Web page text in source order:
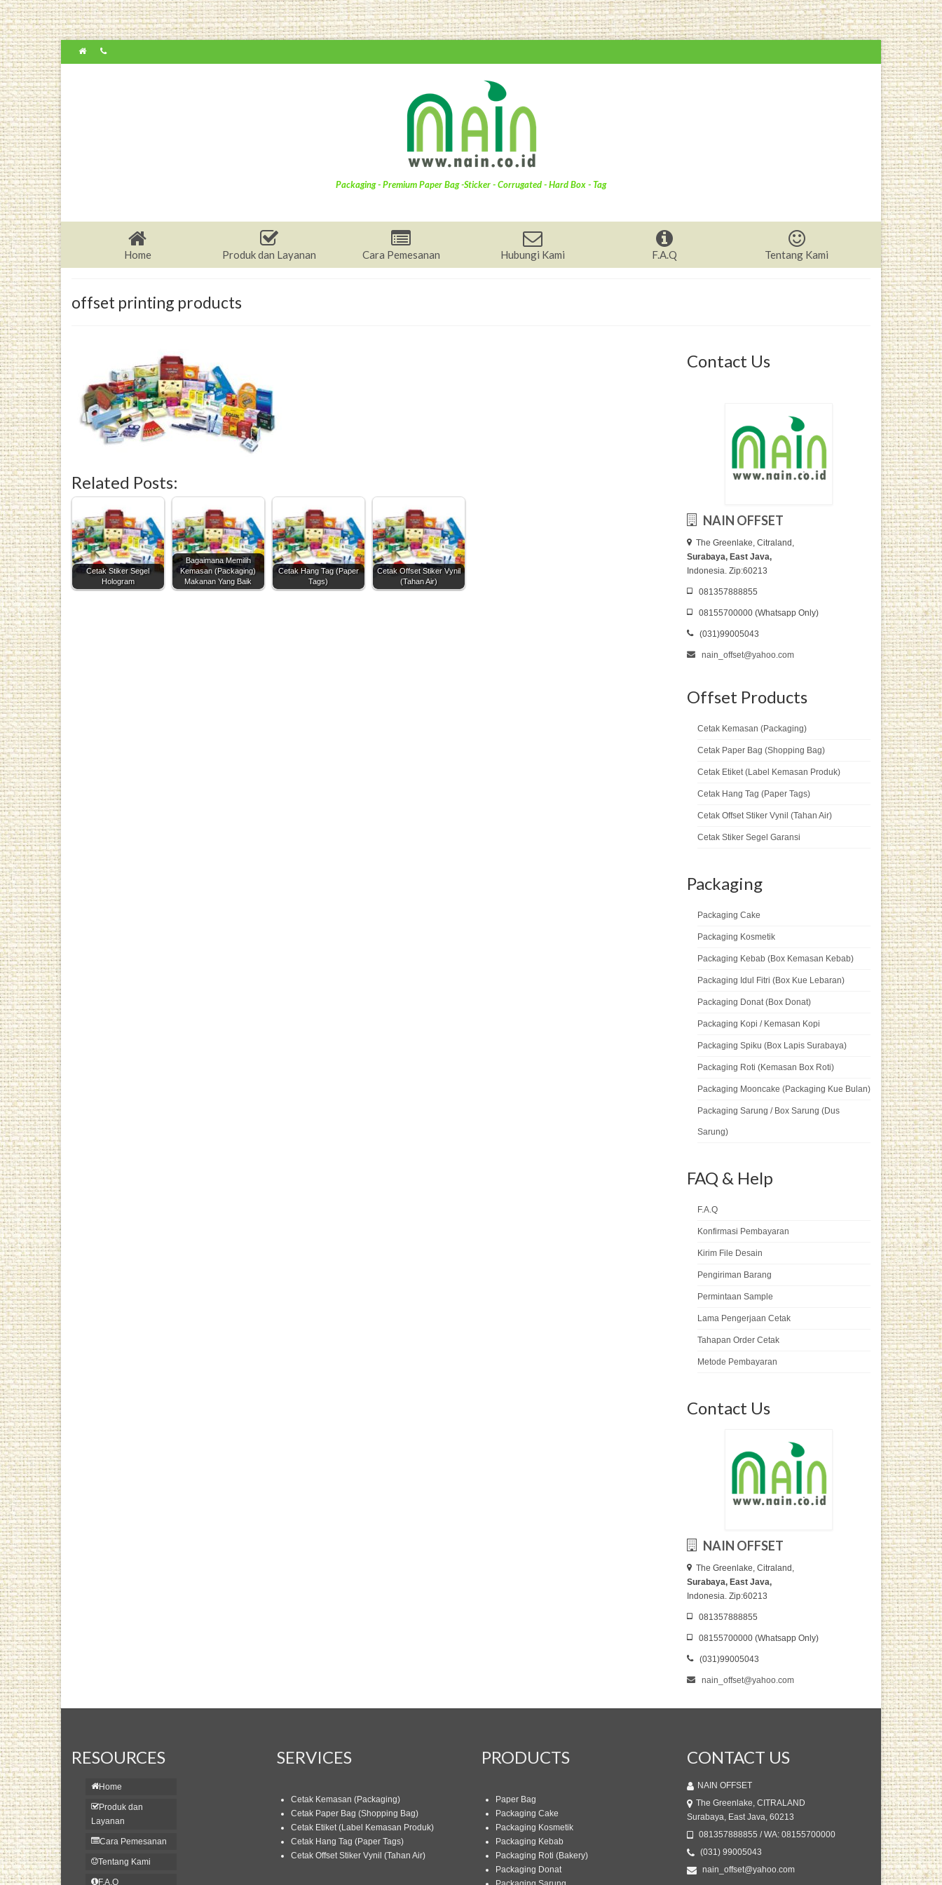
Packaging - Premium Paper Bag -Sticker - Corrugated - Hard Box - Tag
Home Produk dan Layanan Cara Pemesanan Hubungi Kami F.A.Q Tentang Kami
offset printing products
Related Posts:
Cetak Stiker Segel
Hologram
Bagaimana Memilih
Kemasan (Packaging)
Makanan Yang Baik
Cetak Hang Tag (Paper
Tags)
Cetak Offset Stiker Vynil
(Tahan Air)
Contact Us
NAIN OFFSET
The Greenlake, Citraland,
Surabaya, East Java,
Indonesia. Zip:60213
081357888855
08155700000 (Whatsapp Only)
(031)99005043
nain_offset@yahoo.com
Offset Products
Cetak Kemasan (Packaging)
Cetak Paper Bag (Shopping Bag)
Cetak Etiket (Label Kemasan Produk)
Cetak Hang Tag (Paper Tags)
Cetak Offset Stiker Vynil (Tahan Air)
Cetak Stiker Segel Garansi
Packaging
Packaging Cake
Packaging Kosmetik
Packaging Kebab (Box Kemasan Kebab)
Packaging Idul Fitri (Box Kue Lebaran)
Packaging Donat (Box Donat)
Packaging Kopi / Kemasan Kopi
Packaging Spiku (Box Lapis Surabaya)
Packaging Roti (Kemasan Box Roti)
Packaging Mooncake (Packaging Kue Bulan)
Packaging Sarung / Box Sarung (Dus
Sarung)
FAQ & Help
F.A.Q
Konfirmasi Pembayaran
Kirim File Desain
Pengiriman Barang
Permintaan Sample
Lama Pengerjaan Cetak
Tahapan Order Cetak
Metode Pembayaran
Contact Us
NAIN OFFSET
The Greenlake, Citraland,
Surabaya, East Java,
Indonesia. Zip:60213
081357888855
08155700000 (Whatsapp Only)
(031)99005043
nain_offset@yahoo.com
RESOURCES
Home
Produk dan
Layanan
Cara Pemesanan
Tentang Kami
F.A.Q
SERVICES
Cetak Kemasan (Packaging)
Cetak Paper Bag (Shopping Bag)
Cetak Etiket (Label Kemasan Produk)
Cetak Hang Tag (Paper Tags)
Cetak Offset Stiker Vynil (Tahan Air)
PRODUCTS
Paper Bag
Packaging Cake
Packaging Kosmetik
Packaging Kebab
Packaging Roti (Bakery)
Packaging Donat
CONTACT US
NAIN OFFSET
The Greenlake, CITRALAND
Surabaya, East Java, 60213
081357888855 / WA: 08155700000
(031) 99005043
nain_offset@yahoo.com